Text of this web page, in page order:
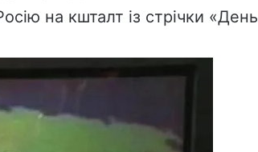
на кшталт із стрічки «День